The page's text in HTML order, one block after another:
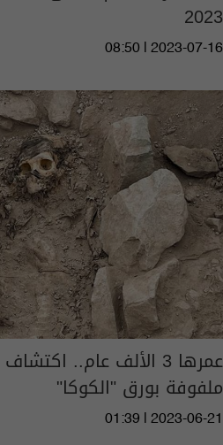
2023
08:50 | 2023-07-16
عمرها 3 الألف عام..
ملفوفة بورق "الكوكا"
01:39 | 2023-06-21